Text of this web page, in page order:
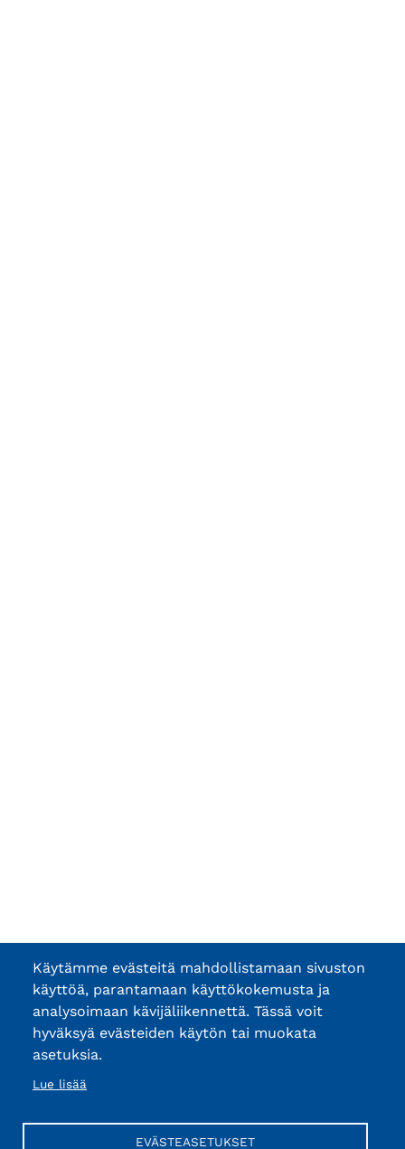
Käytämme evästeitä mahdollistamaan sivuston
käyttöä, parantamaan käyttökokemusta ja
analysoimaan kävijäliikennettä. Tässä voit
hyväksyä evästeiden käytön tai muokata
asetuksia.
Lue lisää
EVÄSTEASETUKSET